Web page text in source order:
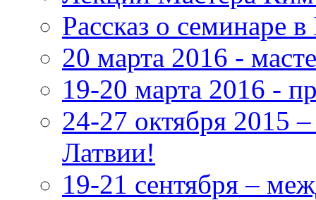
Рассказ о семинаре
20 марта 2016 -
19-20 марта 2016 -
24-27 октября 2015
Латвии!
19-21 сентября –